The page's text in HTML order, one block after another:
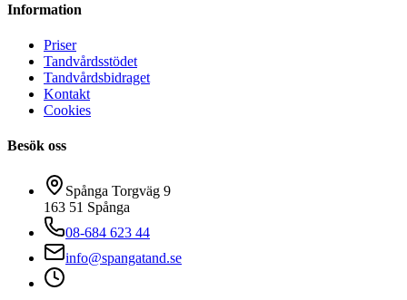
Information
Priser
Tandvårdsstödet
Tandvårdsbidraget
Kontakt
Cookies
Besök oss
Spånga Torgväg 9
163 51 Spånga
08-684 623 44
info@spangatand.se